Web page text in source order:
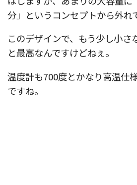
分」というコンセプトから外れ
このデザインで、もう少し小さ
と最高なんですけどねぇ。
温度計も700度とかなり高温仕
ですね。